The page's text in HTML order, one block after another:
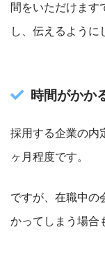
間をいただけます
し、伝えるように
時間がかか
採用する企業の内
ヶ月程度です。
ですが、在職中の
かってしまう場合